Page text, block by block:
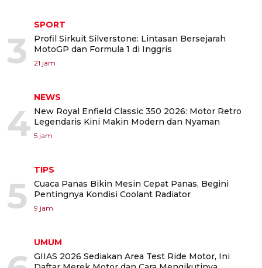
3
SPORT
Profil Sirkuit Silverstone: Lintasan Bersejarah
MotoGP dan Formula 1 di Inggris
21 jam
4
NEWS
New Royal Enfield Classic 350 2026: Motor Retro
Legendaris Kini Makin Modern dan Nyaman
5 jam
5
TIPS
Cuaca Panas Bikin Mesin Cepat Panas, Begini
Pentingnya Kondisi Coolant Radiator
9 jam
UMUM
GIIAS 2026 Sediakan Area Test Ride Motor, Ini